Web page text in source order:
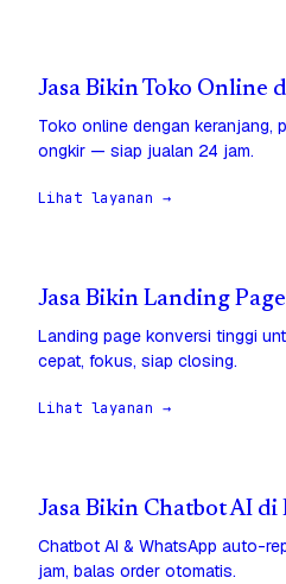
Jasa Bikin Toko Online
Toko online dengan keranjang,
ongkir — siap jualan 24 jam.
Lihat layanan →
Jasa Bikin Landing
Landing page konversi tinggi
cepat, fokus, siap closing.
Lihat layanan →
Jasa Bikin Chatbot AI di
Chatbot AI & WhatsApp auto-
jam, balas order otomatis.